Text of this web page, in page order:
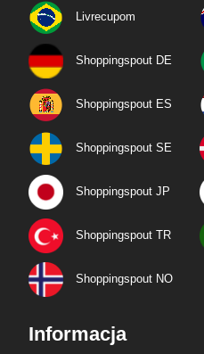
Livrecupom
Shoppingspout DE
Shoppingspout ES
Shoppingspout SE
Shoppingspout JP
Shoppingspout TR
Shoppingspout NO
Informacja